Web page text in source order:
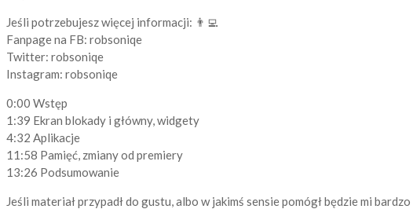
Jeśli potrzebujesz więcej informacji: 👨‍💻
Fanpage na FB: robsoniqe
Twitter: robsoniqe
Instagram: robsoniqe
0:00 Wstęp
1:39 Ekran blokady i główny, widgety
4:32 Aplikacje
11:58 Pamięć, zmiany od premiery
13:26 Podsumowanie
Jeśli materiał przypadł do gustu, albo w jakimś sensie pomógł będzie mi